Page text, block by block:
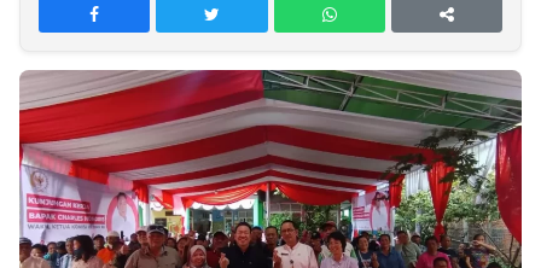
TREETAN
INDONESIA
Partner
Insight
NTB
Suara
Time
Lens
IDN
Daily
Jogja
Jalan
Rakyat
Idealita
News
Kita
Notice
Dinamikapost.com
Radar
Baru
Seedbacklink